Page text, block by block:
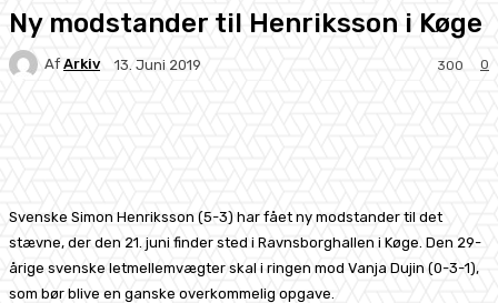
Ny modstander til Henriksson i Køge
Af Arkiv 13. Juni 2019 0
300
Svenske Simon Henriksson (5-3) har fået ny modstander til det
stævne, der den 21. juni finder sted i Ravnsborghallen i Køge. Den 29-
årige svenske letmellemvægter skal i ringen mod Vanja Dujin (0-3-1),
som bør blive en ganske overkommelig opgave.